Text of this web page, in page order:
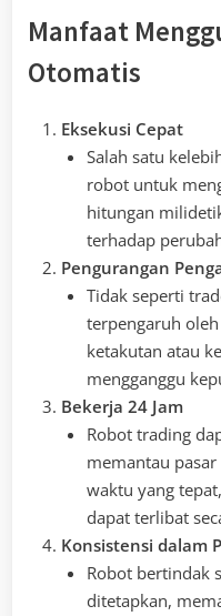
Manfaat
Otomatis
Eksekusi Cepat
Salah satu
robot untuk
hitungan
terhadap
Pengurangan
Tidak seperti
terpengaruh
ketakutan atau
mengganggu
Bekerja 24 Jam
Robot trading
memantau
waktu yang
dapat terlibat
Konsistensi dalam
Robot bertindak
ditetapkan,